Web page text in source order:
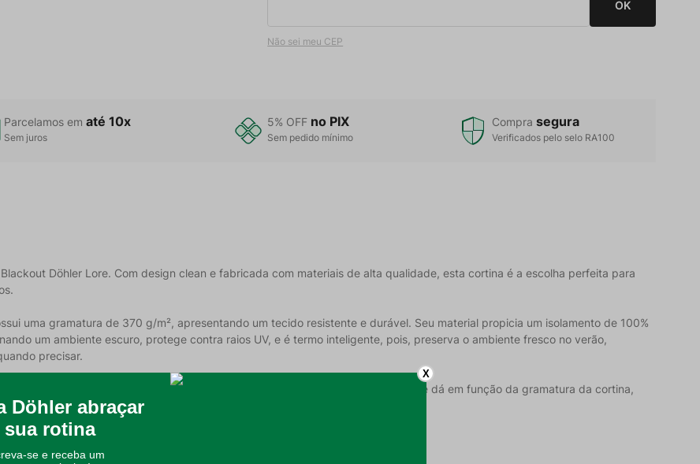
Não sei meu CEP
Parcelamos ematé 10x
Sem juros
5% OFF no PIX
Sem pedido mínimo
Compra segura
Verificados pelo selo RA100
Döhler Lore. Com design clean e fabricada com materiais de alta qualidade, esta cortina é a escolha perfeita para
uma gramatura de 370 g/m², apresentando um tecido resistente e durável. Seu material propicia um isolamento de 100%
um ambiente escuro, protege contra raios UV, e é termo inteligente, pois, preserva o ambiente fresco no verão,
precisar.
para evitar a passagem de luz, apresenta o toque mais armado. Esse toque se dá em função da gramatura da cortina,
Após a primeira lavagem, esse caimento deve melhorar.
X